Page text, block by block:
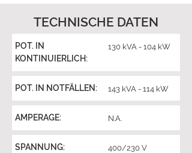
TECHNISCHE DATEN
POT. IN
KONTINUIERLICH:
130 kVA - 104 kW
POT. IN NOTFÄLLEN: 143 kVA - 114 kW
AMPERAGE: N.A.
SPANNUNG: 400/230 V